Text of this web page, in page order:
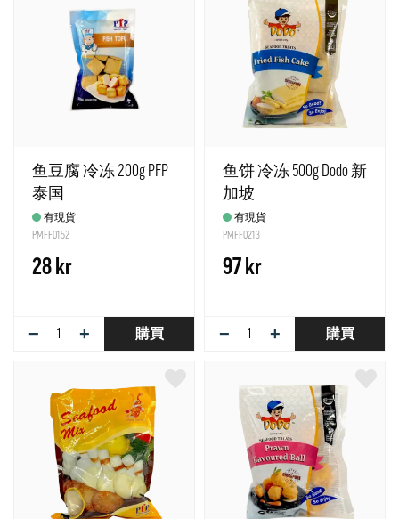
鱼豆腐 冷冻 200g PFP
泰国
有現貨
PMFF0152
28 kr
− + 購買
鱼饼 冷冻 500g Dodo 新
加坡
有現貨
PMFF0213
97 kr
− + 購買